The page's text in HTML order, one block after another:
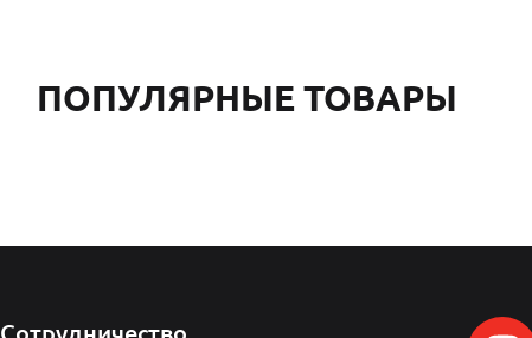
ПОПУЛЯРНЫЕ ТОВАРЫ